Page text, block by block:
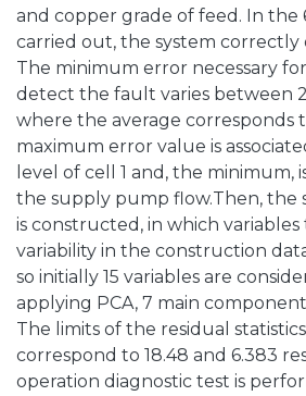
and copper grade of feed. In the
carried out, the system
The minimum error necessary
detect the fault varies between
where the average corresponds
maximum error value is
level of cell 1 and, the minimum,
the supply pump flow.Then, the
is constructed, in which
variability in the construction
so initially 15 variables are
applying PCA, 7 main
The limits of the residual
correspond to 18.48 and 6.383
operation diagnostic test is